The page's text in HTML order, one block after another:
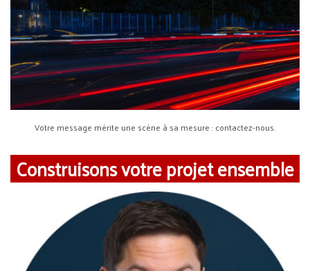
Votre message mérite une scène à sa mesure : contactez-nous.
Construisons votre projet ensemble